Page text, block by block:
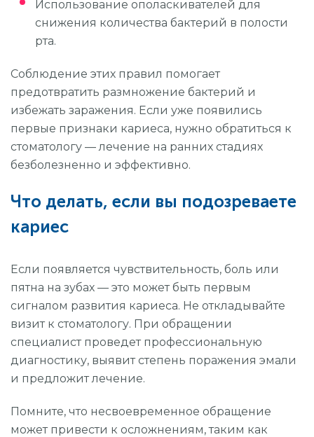
Использование ополаскивателей для
снижения количества бактерий в полости
рта.
Соблюдение этих правил помогает
предотвратить размножение бактерий и
избежать заражения. Если уже появились
первые признаки кариеса, нужно обратиться к
стоматологу — лечение на ранних стадиях
безболезненно и эффективно.
Что делать, если вы подозреваете
кариес
Если появляется чувствительность, боль или
пятна на зубах — это может быть первым
сигналом развития кариеса. Не откладывайте
визит к стоматологу. При обращении
специалист проведет профессиональную
диагностику, выявит степень поражения эмали
и предложит лечение.
Помните, что несвоевременное обращение
может привести к осложнениям, таким как